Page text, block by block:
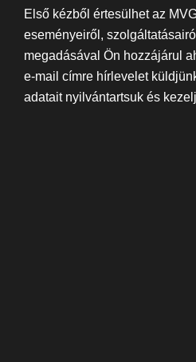
Első kézből értesülhet az
eseményeiről,
megadásával Ön hozzájárul
e-mail címre hírlevelet
adatait nyilvántartsuk és